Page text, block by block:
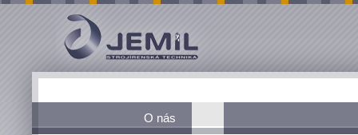
O nás